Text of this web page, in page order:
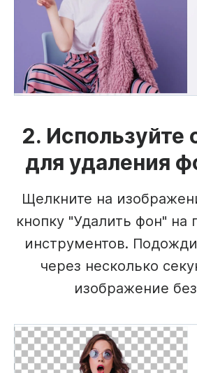
2. Используйте
для удаления
Щелкните на
кнопку "Удалить фон" на
инструментов.
через несколько
изображение